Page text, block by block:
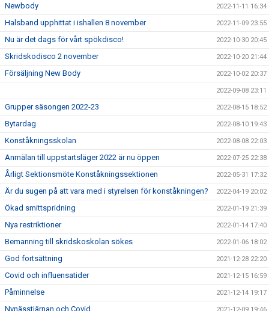
Newbody 2022-11-11 16:34
Halsband upphittat i ishallen 8 november 2022-11-09 23:55
Nu är det dags för vårt spökdisco! 2022-10-30 20:45
Skridskodisco 2 november 2022-10-20 21:44
Försäljning New Body 2022-10-02 20:37
2022-09-08 23:11
Grupper säsongen 2022-23 2022-08-15 18:52
Bytardag 2022-08-10 19:43
Konståkningsskolan 2022-08-08 22:03
Anmälan till uppstartsläger 2022 är nu öppen 2022-07-25 22:38
Årligt Sektionsmöte Konståkningssektionen 2022-05-31 17:32
Är du sugen på att vara med i styrelsen för konståkningen? 2022-04-19 20:02
Ökad smittspridning 2022-01-19 21:39
Nya restriktioner 2022-01-14 17:40
Bemanning till skridskoskolan sökes 2022-01-06 18:02
God fortsättning 2021-12-28 22:20
Covid och influensatider 2021-12-15 16:59
Påminnelse 2021-12-14 19:17
Nynässtjärnan och Covid